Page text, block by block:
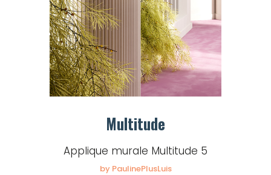
Multitude
Applique murale Multitude 5
by PaulinePlusLuis